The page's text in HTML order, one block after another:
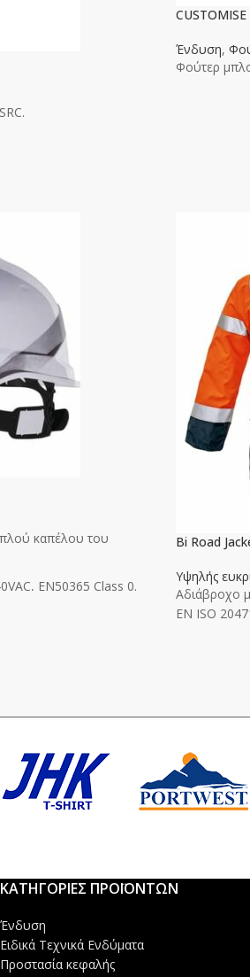
Ένδυση,
Φούτερ
καπέλου του
EN50365 Class 0.
Bi Road
Υψηλής
Αδιάβροχο
ΕΝ ISO
ΚΑΤΗΓΟΡΙΕΣ ΠΡΟΪΟΝΤΩΝ
Ένδυση
Ειδικά Τεχνικά Ενδύματα
Προστασία κεφαλής